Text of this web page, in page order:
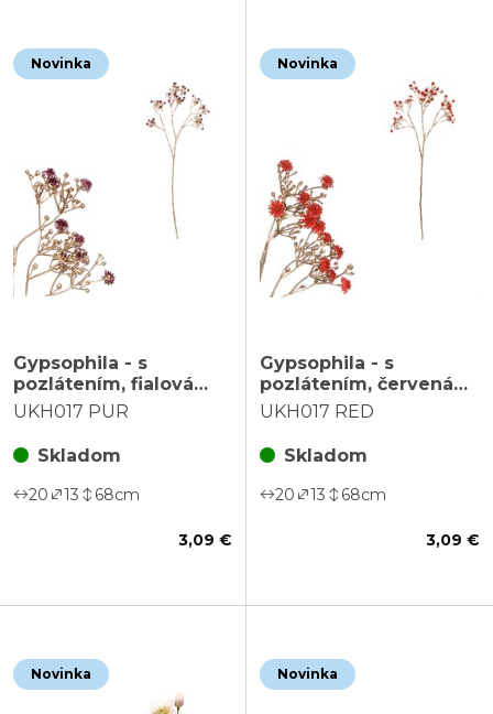
Novinka
Gypsophila - s
pozlátením, fialová
kvietka
UKH017 PUR
Skladom
20 13 68cm
3,09 €
Novinka
Gypsophila - s
pozlátením, červená
kvietka
UKH017 RED
Skladom
20 13 68cm
3,09 €
Novinka Novinka